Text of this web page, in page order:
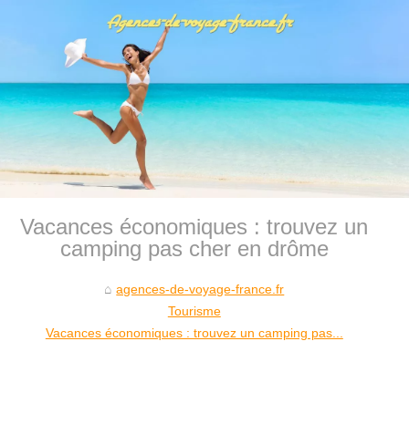
Vacances économiques : trouvez un
camping pas cher en drôme
agences-de-voyage-france.fr
Tourisme
Vacances économiques : trouvez un camping pas...